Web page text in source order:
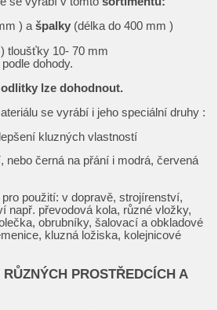
) a špalky (délka do 400 mm )
tloušťky 10- 70 mm
dohody.
lze dohodnout.
se vyrábí i jeho speciální druhy :
kluzných vlastností
černá na přání i modrá, červená
použití: v dopravě, strojírenství,
např. převodová kola, různé vložky,
obrubníky, šalovací a obkladové
kluzná ložiska, kolejnicové
PROSTŘEDCÍCH A